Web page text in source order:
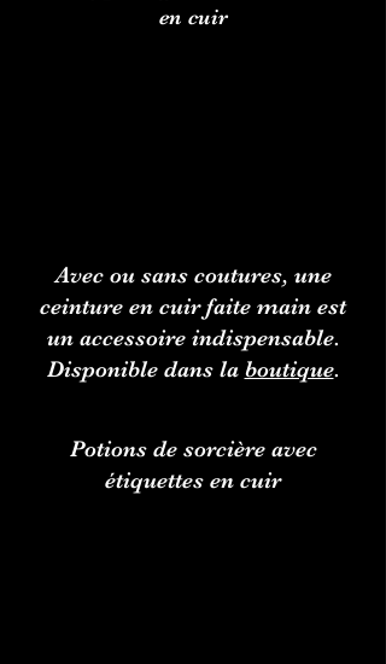
en cuir
Avec ou sans coutures, une
ceinture en cuir faite main est
un accessoire indispensable.
Disponible dans la boutique.
Potions de sorcière avec
étiquettes en cuir